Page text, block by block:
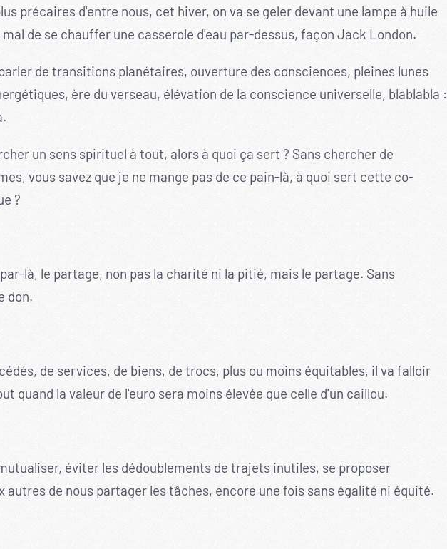
précaires d'entre nous, cet hiver, on va se geler devant une lampe à huile
de se chauffer une casserole d'eau par-dessus, façon Jack London.
de transitions planétaires, ouverture des consciences, pleines lunes
ère du verseau, élévation de la conscience universelle, blablabla :
un sens spirituel à tout, alors à quoi ça sert ? Sans chercher de
vous savez que je ne mange pas de ce pain-là, à quoi sert cette co-
?
là, le partage, non pas la charité ni la pitié, mais le partage. Sans
don.
de services, de biens, de trocs, plus ou moins équitables, il va falloir
quand la valeur de l'euro sera moins élevée que celle d'un caillou.
éviter les dédoublements de trajets inutiles, se proposer
autres de nous partager les tâches, encore une fois sans égalité ni équité.